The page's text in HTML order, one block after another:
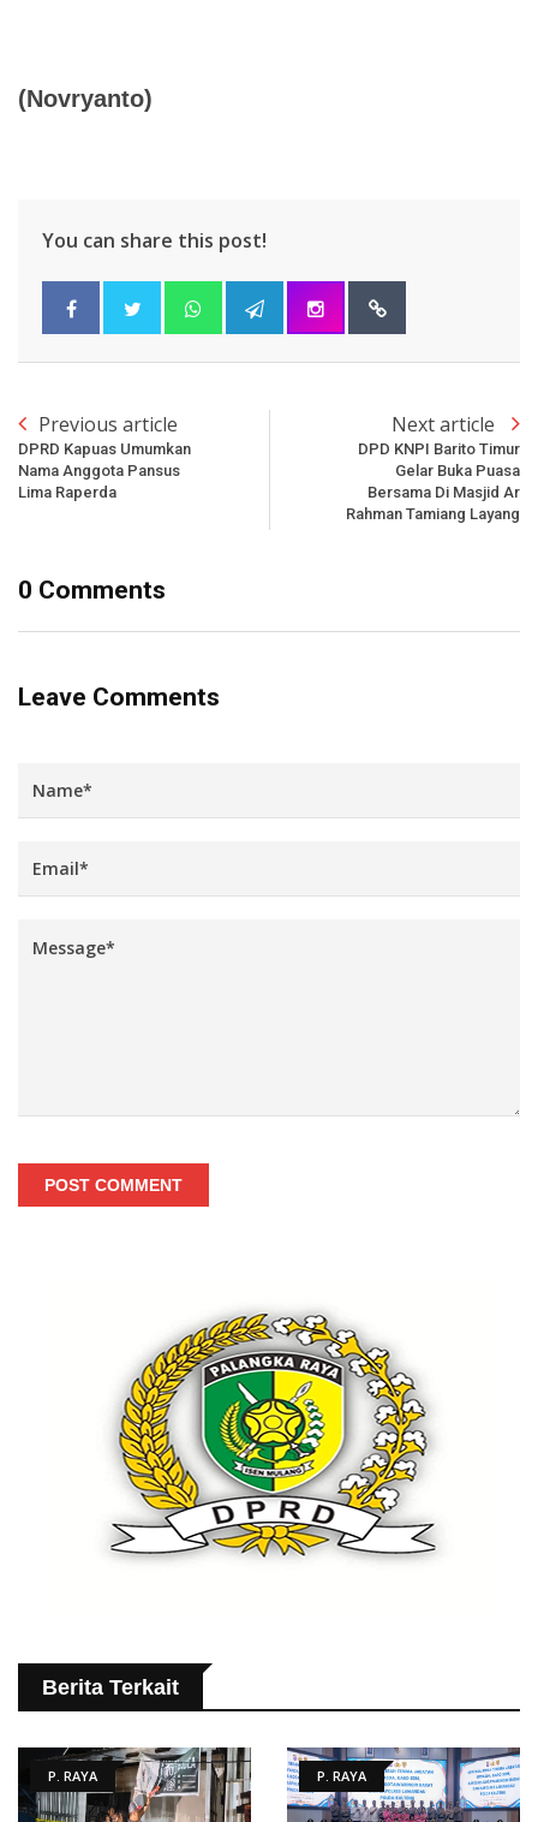
(Novryanto)
You can share this post!
Previous article
DPRD Kapuas Umumkan
Nama Anggota Pansus
Lima Raperda
Next article
DPD KNPI Barito Timur
Gelar Buka Puasa
Bersama Di Masjid Ar
Rahman Tamiang Layang
0 Comments
Leave Comments
POST COMMENT
Berita Terkait
P. RAYA P. RAYA